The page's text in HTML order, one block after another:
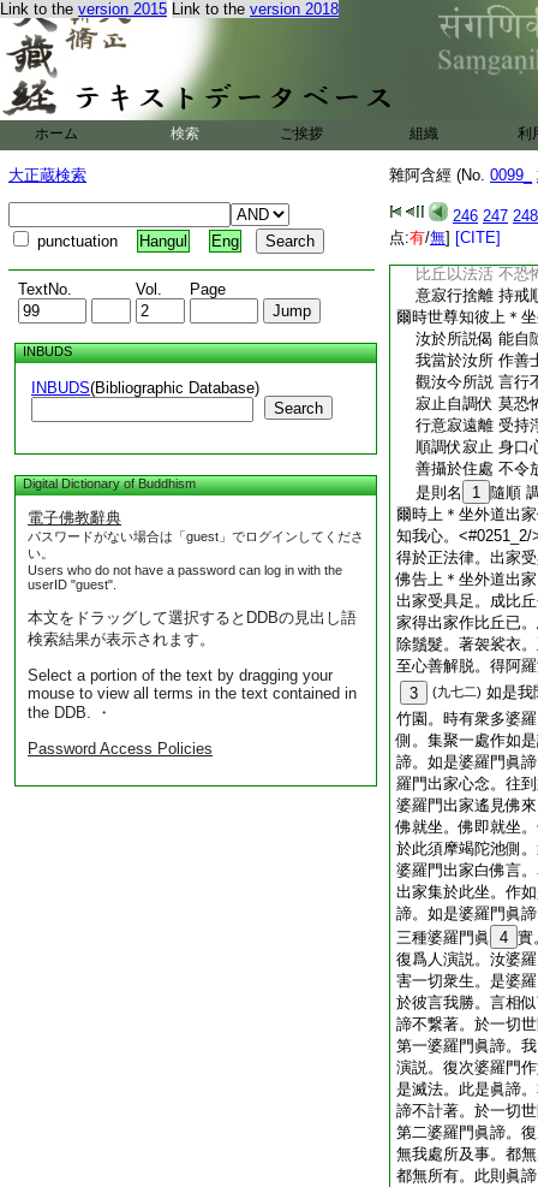
Link to the version 2015 Link to the version 2018
ホーム 検索 ご挨拶 組織 利
大正蔵検索
punctuation Hangul Eng
TextNo. Vol. Page
INBUDS
INBUDS(Bibliographic Database)
Search
Digital Dictionary of Buddhism
電子佛教辭典
パスワードがない場合は「guest」でログインしてくださ
い。
Users who do not have a password can log in with the
userID "guest".
本文をドラッグして選択するとDDBの見出し語
検索結果が表示されます。
Select a portion of the text by dragging your
mouse to view all terms in the text contained in
the DDB. ・
Password Access Policies
雜阿含經 (No. 0099_
246 247 248
点:有/無] [CITE]
佛足。退坐一面白
與衆多比丘入城乞
曰上＊坐。住須摩
如是説。我説一偈
須摩竭陀池側。時
尊。即敷
13
床座
＊坐外道出家言。
能報者。我當於彼
説偈。我能報答。
高座。自昇其上即
比丘以法活 不恐
意寂行捨離 持戒
爾時世尊知彼上＊
汝於所説偈 能自
我當於汝所 作善
觀汝今所説 言行
寂止自調伏 莫恐
行意寂遠離 受持
順調伏寂止 身口
善攝於住處 不令
是則名
1 隨順
爾時上＊坐外道出
知我心。
得於正法律。出家
佛告上＊坐外道出
出家受具足。成比
家得出家作比丘已
除鬚髮。著袈裟衣
至心善解脱。得阿
3
(九七二) 如是我
竹園。時有衆多婆
側。集聚一處作如
諦。如是婆羅門眞
羅門出家心念。往
婆羅門出家遙見佛
佛就坐。佛即就坐
於此須摩竭陀池側
婆羅門出家白佛言
出家集於此坐。作
諦。如是婆羅門眞
三種婆羅門眞 4 實
復爲人演説。汝婆
害一切衆生。是婆
於彼言我勝。言相
諦不繋著。於一切
第一婆羅門眞諦。
演説。復次婆羅門
是滅法。此是眞諦
諦不計著。於一切
第二婆羅門眞諦。
無我處所及事。都
都無所有。此則眞